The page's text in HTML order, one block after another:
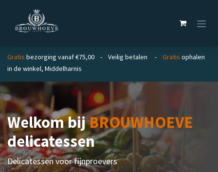
Overslaan naar inhoud
Gratis bezorging vanaf €75,00 - Veilig betalen - Gratis ophalen
in de winkel, Middelharnis
Welkom bijBROUWHOEVE
delicatessen
Delicatessen voor fijnproevers